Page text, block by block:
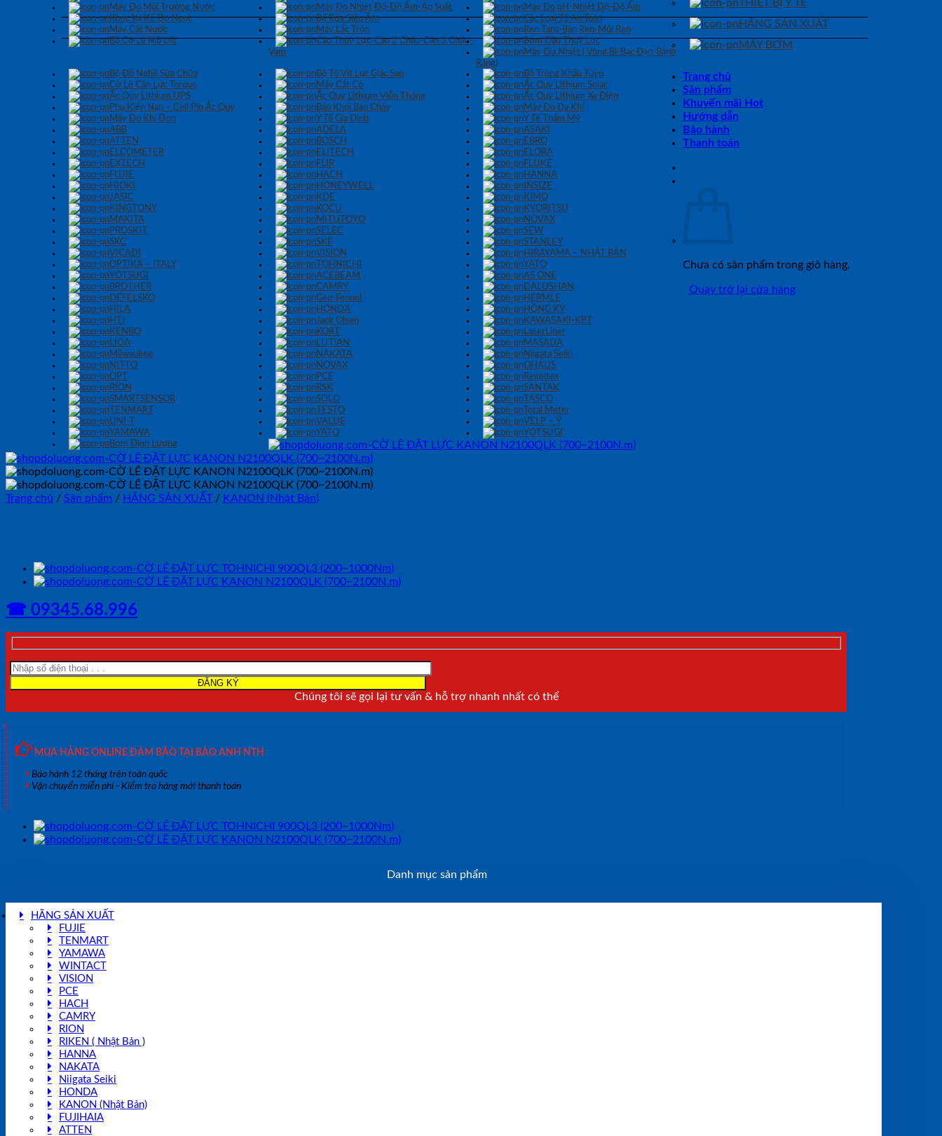
Máy Đo Môi Trường Nước
Máy Đo Nhiệt Độ-Độ Ẩm-Áp Suất
Máy Đo pH-Nhiệt Độ-Độ Ẩm
Khúc Xạ Kế Đo Ngọt
Bể Rửa Siêu Âm
Các Loại Tủ An Toàn
Máy Cất Nước
Máy Lắc Trộn
Ren Taro-Bàn Ren-Mũi Ren
Bộ Cờ Lê Mỏ Lết
Cảo Thuỷ Lực-Cảo 2 Chấu-Cảo 3 Chấu-
Vam
Bơm Dầu Thuỷ Lực
Máy Gia Nhiệt ( Vòng Bi-Bạc Đạn-Bánh
Răng)
Bộ Đồ Nghề Sửa Chữa
Bộ Tô Vít Lục Giác Sao
Bộ Tròng Khẩu Tuýp
Cờ Lê Cân Lực Torque
Máy Cắt Cỏ
Ắc Quy Lithium Solar
Ắc Quy Lithium UPS
Ắc Quy Lithium Viễn Thông
Ắc Quy Lithium Xe Điện
Phụ Kiện Nạp – Cell Pin Ắc Quy
Báo Khói Báo Cháy
Máy Đo Đa Khí
Máy Đo Khí Đơn
THIẾT BỊ Y TẾ
Y Tế Gia Đình Y Tế Thẩm Mỹ
HÃNG SẢN XUẤT
ABB ADELA
ASAKI
ATTEN
BOSCH
EBRO
ELCOMETER
ELITECH
ELORA
EXTECH
FLIR
FLUKE
FUJIE
HACH
HANNA
HIOKI
HONEYWELL
INSIZE
JASIC
KDE
KIMO
KINGTONY
KOCU
KYORITSU
MAKITA
MITUTOYO
NOVAX
PROSKIT
SELEC
SEW
SKC
SKF
STANLEY
VICADI
VISION
HIRAYAMA – NHẬT BẢN
OPTIKA – ITALY
TOHNICHI
YATO
YOTSUGI
ACEBEAM
AS ONE
BROTHER
CAMRY
DALUSHAN
DEFELSKO
Geo-Fennel
HERMLE
HILA
HONDA
HỒNG KÝ
HTI
Jack Olsen
KAWASAKI-KPT
KENBO
KORT
LaserLiner
LIOA
LUTIAN
MASADA
Milwaukee
NAKATA
Niigata Seiki
NITTO
NOVAX
OHAUS
OPT
PCE
Regeltex
RION
RSK
SANTAK
SMARTSENSOR
SOLO
TASCO
TENMART
TESTO
Total Meter
UNI-T
VALUE
VELP – Ý
YAMAWA
YATO YOTSUGI
MÁY BƠM
Bơm Định Lượng
Trang chủ
Sản phẩm
Khuyến mãi Hot
Hướng dẫn
Bảo hành
Thanh toán
Chưa có sản phẩm trong giỏ hàng.
Quay trở lại cửa hàng
Trang chủ / Sản phẩm / HÃNG SẢN XUẤT / KANON (Nhật Bản)
☎ 09345.68.996
Chúng tôi sẽ gọi lại tư vấn & hỗ trợ nhanh nhất có thể
MUA HÀNG ONLINE ĐẢM BẢO TẠI BẢO ANH NTH
Bảo hành 12 tháng trên toàn quốc
Vận chuyển miễn phí - Kiểm tra hàng mới thanh toán
Danh mục sản phẩm
HÃNG SẢN XUẤT
FUJIE
TENMART
YAMAWA
WINTACT
VISION
PCE
HACH
CAMRY
RION
RIKEN ( Nhật Bản )
HANNA
NAKATA
Niigata Seiki
HONDA
KANON (Nhật Bản)
FUJIHAIA
ATTEN